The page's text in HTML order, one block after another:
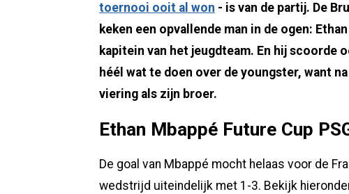
toernooi ooit al won - is van de partij. De
keken een opvallende man in de ogen:
kapitein van het jeugdteam. En hij scoorde
héél wat te doen over de youngster, want
viering als zijn broer.
Ethan Mbappé Future Cup
De goal van Mbappé mocht helaas voor de
wedstrijd uiteindelijk met 1-3. Bekijk